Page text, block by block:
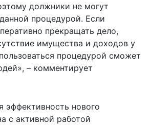
должники не могут
процедурой. Если
прекращать дело,
имущества и доходов у
процедурой сможет
– комментирует
эффективность нового
с активной работой